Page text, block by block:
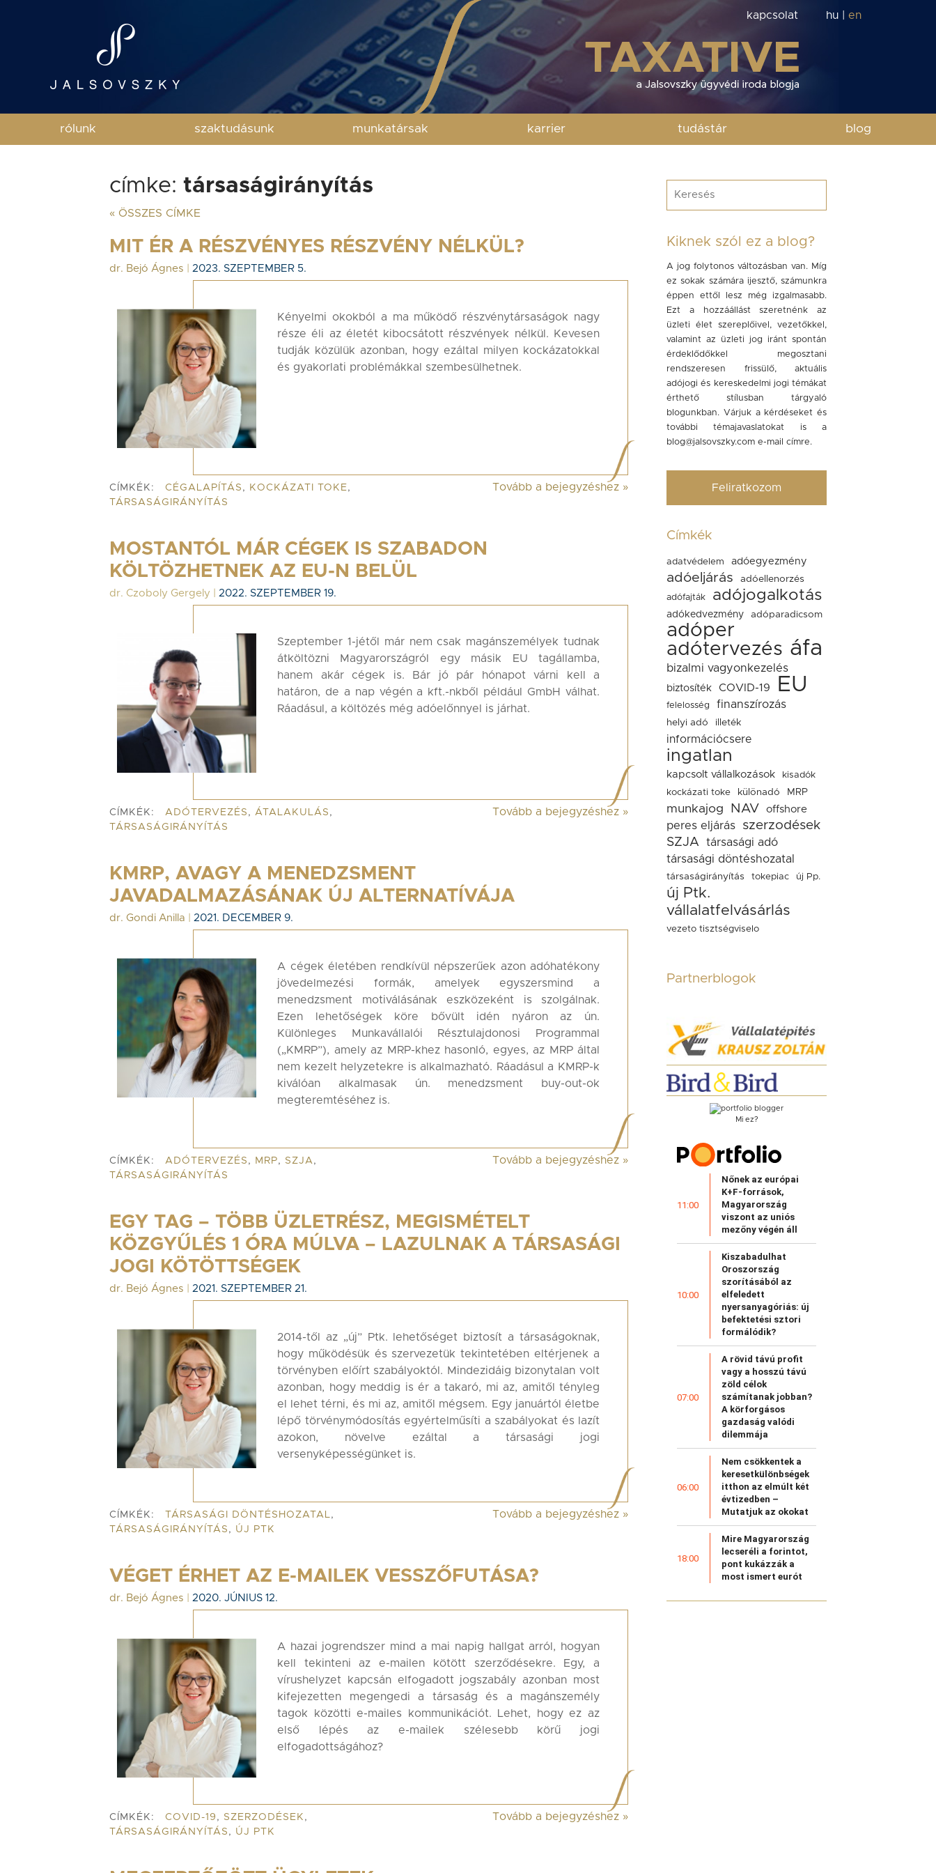
kapcsolat hu en
rólunk szaktudásunk munkatársak karrier tudástár blog
címke: társaságirányítás
« ÖSSZES CÍMKE
MIT ÉR A RÉSZVÉNYES RÉSZVÉNY NÉLKÜL?
dr. Bejó Ágnes 2023. SZEPTEMBER 5.
Kényelmi okokból a ma működő részvénytársaságok nagy
része éli az életét kibocsátott részvények nélkül. Kevesen
tudják közülük azonban, hogy ezáltal milyen kockázatokkal
és gyakorlati problémákkal szembesülhetnek.
CÍMKÉK: CÉGALAPÍTÁS , KOCKÁZATI TOKE,
TÁRSASÁGIRÁNYÍTÁS
Tovább a bejegyzéshez »
MOSTANTÓL MÁR CÉGEK IS SZABADON
KÖLTÖZHETNEK AZ EU-N BELÜL
dr. Czoboly Gergely 2022. SZEPTEMBER 19.
Szeptember 1-jétől már nem csak magánszemélyek tudnak
átköltözni Magyarországról egy másik EU tagállamba,
hanem akár cégek is. Bár jó pár hónapot várni kell a
határon, de a nap végén a kft.-nkből például GmbH válhat.
Ráadásul, a költözés még adóelőnnyel is járhat.
CÍMKÉK: ADÓTERVEZÉS , ÁTALAKULÁS ,
TÁRSASÁGIRÁNYÍTÁS
Tovább a bejegyzéshez »
KMRP, AVAGY A MENEDZSMENT
JAVADALMAZÁSÁNAK ÚJ ALTERNATÍVÁJA
dr. Gondi Anilla 2021. DECEMBER 9.
A cégek életében rendkívül népszerűek azon adóhatékony
jövedelmezési formák, amelyek egyszersmind a
menedzsment motiválásának eszközeként is szolgálnak.
Ezen lehetőségek köre bővült idén nyáron az ún.
Különleges Munkavállalói Résztulajdonosi Programmal
(„KMRP”), amely az MRP-khez hasonló, egyes, az MRP által
nem kezelt helyzetekre is alkalmazható. Ráadásul a KMRP-k
kiválóan alkalmasak ún. menedzsment buy-out-ok
megteremtéséhez is.
CÍMKÉK: ADÓTERVEZÉS , MRP, SZJA,
TÁRSASÁGIRÁNYÍTÁS
Tovább a bejegyzéshez »
EGY TAG – TÖBB ÜZLETRÉSZ, MEGISMÉTELT
KÖZGYŰLÉS 1 ÓRA MÚLVA – LAZULNAK A TÁRSASÁGI
JOGI KÖTÖTTSÉGEK
dr. Bejó Ágnes 2021. SZEPTEMBER 21.
2014-től az „új” Ptk. lehetőséget biztosít a társaságoknak,
hogy működésük és szervezetük tekintetében eltérjenek a
törvényben előírt szabályoktól. Mindezidáig bizonytalan volt
azonban, hogy meddig is ér a takaró, mi az, amitől tényleg
el lehet térni, és mi az, amitől mégsem. Egy januártól életbe
lépő törvénymódosítás egyértelműsíti a szabályokat és lazít
azokon, növelve ezáltal a társasági jogi
versenyképességünket is.
CÍMKÉK: TÁRSASÁGI DÖNTÉSHOZATAL,
TÁRSASÁGIRÁNYÍTÁS , ÚJ PTK
Tovább a bejegyzéshez »
VÉGET ÉRHET AZ E-MAILEK VESSZŐFUTÁSA?
dr. Bejó Ágnes 2020. JÚNIUS 12.
A hazai jogrendszer mind a mai napig hallgat arról, hogyan
kell tekinteni az e-mailen kötött szerződésekre. Egy, a
vírushelyzet kapcsán elfogadott jogszabály azonban most
kifejezetten megengedi a társaság és a magánszemély
tagok közötti e-mailes kommunikációt. Lehet, hogy ez az
első lépés az e-mailek szélesebb körű jogi
elfogadottságához?
CÍMKÉK: COVID-19 , SZERZODÉSEK ,
TÁRSASÁGIRÁNYÍTÁS , ÚJ PTK
Tovább a bejegyzéshez »
Kiknek szól ez a blog?
A jog folytonos változásban van. Míg
ez sokak számára ijesztő, számunkra
éppen ettől lesz még izgalmasabb.
Ezt a hozzáállást szeretnénk az
üzleti élet szereplőivel, vezetőkkel,
valamint az üzleti jog iránt spontán
érdeklődőkkel megosztani
rendszeresen frissülő, aktuális
adójogi és kereskedelmi jogi témákat
érthető stílusban tárgyaló
blogunkban. Várjuk a kérdéseket és
további témajavaslatokat is a
blog@jalsovszky.com e-mail címre.
Feliratkozom
Címkék
adatvédelem adóegyezmény
adóeljárás adóellenorzés
adófajták adójogalkotás
adókedvezmény adóparadicsom
adóper
adótervezés áfa
bizalmi vagyonkezelés
biztosíték COVID-19 EU
felelosség finanszírozás
helyi adó illeték
információcsere
ingatlan
kapcsolt vállalkozások
kisadók
kockázati toke
különadó MRP
munkajog NAV offshore
peres eljárás
szerzodések
SZJA
társasági adó
társasági döntéshozatal
társaságirányítás tokepiac új Pp.
új Ptk.
vállalatfelvásárlás
vezeto tisztségviselo
Partnerblogok
Mi ez?
11:00
Nőnek az európai
K+F-források,
Magyarország
viszont az uniós
mezőny végén áll
10:00
Kiszabadulhat
Oroszország
szorításából az
elfeledett
nyersanyagóriás: új
befektetési sztori
formálódik?
07:00
A rövid távú profit
vagy a hosszú távú
zöld célok
számítanak jobban?
A körforgásos
gazdaság valódi
dilemmája
06:00
Nem csökkentek a
keresetkülönbségek
itthon az elmúlt két
évtizedben –
Mutatjuk az okokat
18:00
Mire Magyarország
lecseréli a forintot,
pont kukázzák a
most ismert eurót